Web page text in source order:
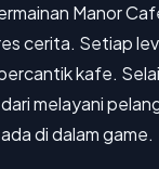
Manor
cerita. Setiap
kafe.
melayani
di dalam game.